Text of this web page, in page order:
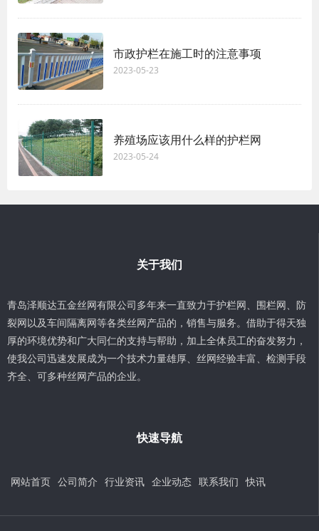
市政护栏在施工时的注意事项
2023-05-23
养殖场应该用什么样的护栏网
2023-05-24
关于我们
青岛泽顺达五金丝网有限公司多年来一直致力于护栏网、围栏网、防
裂网以及车间隔离网等各类丝网产品的，销售与服务。借助于得天独
厚的环境优势和广大同仁的支持与帮助，加上全体员工的奋发努力，
使我公司迅速发展成为一个技术力量雄厚、丝网经验丰富、检测手段
齐全、可多种丝网产品的企业。
快速导航
网站首页 公司简介 行业资讯 企业动态 联系我们 快讯